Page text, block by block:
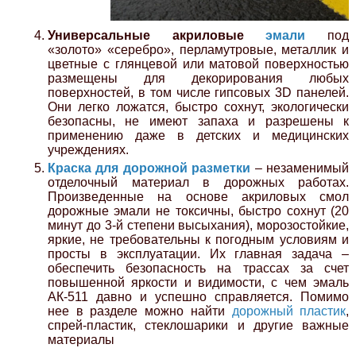
Универсальные акриловыеэмали под
«золото» «серебро», перламутровые, металлик и
цветные с глянцевой или матовой поверхностью
размещены для декорирования любых
поверхностей, в том числе гипсовых 3D панелей.
Они легко ложатся, быстро сохнут, экологически
безопасны, не имеют запаха и разрешены к
применению даже в детских и медицинских
учреждениях.
Краска для дорожной разметки – незаменимый
отделочный материал в дорожных работах.
Произведенные на основе акриловых смол
дорожные эмали не токсичны, быстро сохнут (20
минут до 3-й степени высыхания), морозостойкие,
яркие, не требовательны к погодным условиям и
просты в эксплуатации. Их главная задача –
обеспечить безопасность на трассах за счет
повышенной яркости и видимости, с чем эмаль
АК-511 давно и успешно справляется. Помимо
нее в разделе можно найти дорожный пластик,
спрей-пластик, стеклошарики и другие важные
материалы